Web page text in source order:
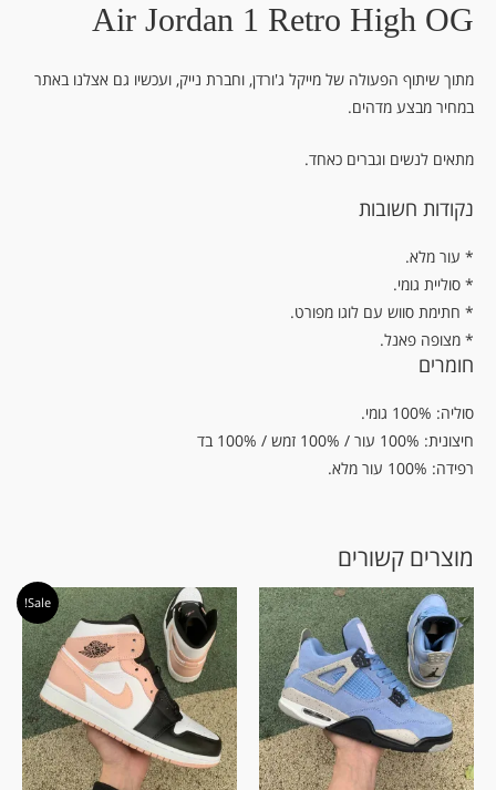
Air Jordan 1 Retro High OG
מתוך שיתוף הפעולה של מייקל ג'ורדן, וחברת נייק, ועכשיו גם אצלנו באתר
במחיר מבצע מדהים.
מתאים לנשים וגברים כאחד.
נקודות חשובות
.עור מלא *
* סוליית גומי.
* חתימת סווש עם לוגו מפורט.
* מצופה פאנל.
חומרים
סוליה: 100% גומי.
חיצונית: 100% עור / 100% זמש / 100% בד
רפידה: 100% עור מלא.
מוצרים קשורים
Sale!
המחיר
המקורי
היה:
₪ 639.00.
המחיר
הנוכחי
הוא:
₪ 579.00.